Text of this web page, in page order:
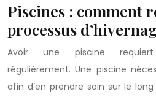
Piscines : comment
processus
Avoir une piscine
régulièrement. Une piscine
afin d’en prendre soin sur le